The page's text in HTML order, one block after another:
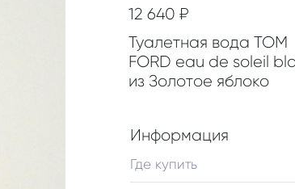
12 640 ₽
Туалетная вода TOM
FORD eau de soleil
из Золотое яблоко
Информация
Где купить